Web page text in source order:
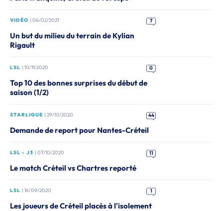
VIDÉO | 06/02/2021 7
Un but du milieu du terrain de Kylian
Rigault
LSL | 10/11/2020 0
Top 10 des bonnes surprises du début de
saison (1/2)
STARLIGUE | 29/10/2020 44
Demande de report pour Nantes-Créteil
LSL - J3 | 07/10/2020 11
Le match Créteil vs Chartres reporté
LSL | 16/09/2020 1
Les joueurs de Créteil placés à l'isolement